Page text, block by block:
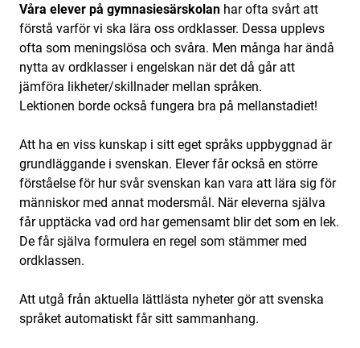
Våra elever på gymnasiesärskolan har ofta svårt att
förstå varför vi ska lära oss ordklasser. Dessa upplevs
ofta som meningslösa och svåra. Men många har ändå
nytta av ordklasser i engelskan när det då går att
jämföra likheter/skillnader mellan språken.
Lektionen borde också fungera bra på mellanstadiet!
Att ha en viss kunskap i sitt eget språks uppbyggnad är
grundläggande i svenskan. Elever får också en större
förståelse för hur svår svenskan kan vara att lära sig för
människor med annat modersmål. När eleverna själva
får upptäcka vad ord har gemensamt blir det som en lek.
De får själva formulera en regel som stämmer med
ordklassen.
Att utgå från aktuella lättlästa nyheter gör att svenska
språket automatiskt får sitt sammanhang.